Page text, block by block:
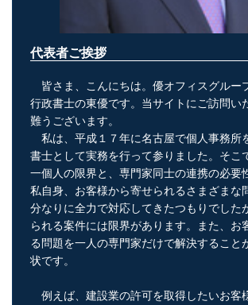
代表者ご挨拶
皆さま、こんにちは。優オフィスグルー
行政書士の東優です。当サイトにご訪問い
難うございます。
私は、平成１７年に名古屋で個人事務所
書士として実務を行って参りました。そこ
一個人の限界と、専門家同士の連携の必要
私自身、お客様から寄せられるさまざまな
分なりに全力で対応してきたつもりでした
られる案件には限界があります。また、お
る問題を一人の専門家だけで解決すること
状です。
例えば、建設業の許可を取得したいお客